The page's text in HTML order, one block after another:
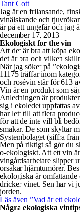
Tant Gott
Jag är en frilansande,
vinälskande och
är på ett ungefär och jag
december 17, 2013
Ekologiskt for the vin
Att det är bra att köpa
det är bra och vilken
När jag söker på
11175 träffar inom
och rosévin står för 613
Vin är en produkt som
Anledningen är
sig i ekoledet uppfattas
har lett till att flera
för att de inte vill bli
smakar. De som skyltar
Systembolaget (siffra
Men på riktigt så gör du
o-ekologiskt. Att ett vin
vingårdsarbetare slipper
orsakar hjärntumörer.
ekologiska är
dricker vinet. Sen har vi
jorden.
Läs även ”Vad är ett
Några ekologiska